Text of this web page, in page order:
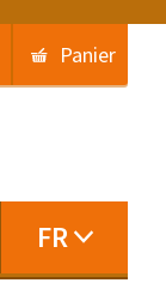
Panier
FR